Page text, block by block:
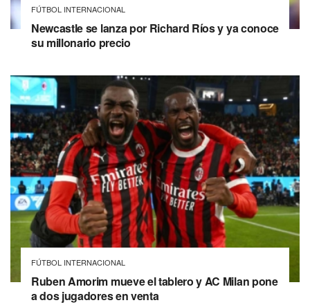
FÚTBOL INTERNACIONAL
Newcastle se lanza por Richard Ríos y ya conoce
su millonario precio
FÚTBOL INTERNACIONAL
Ruben Amorim mueve el tablero y AC Milan pone
a dos jugadores en venta